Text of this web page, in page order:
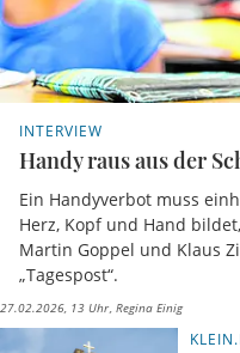
INTERVIEW
Handy raus aus der
Ein Handyverbot muss
Herz, Kopf und Hand
Martin Goppel und Klaus
„Tagespost“.
27.02.2026, 13 Uhr Regina Einig